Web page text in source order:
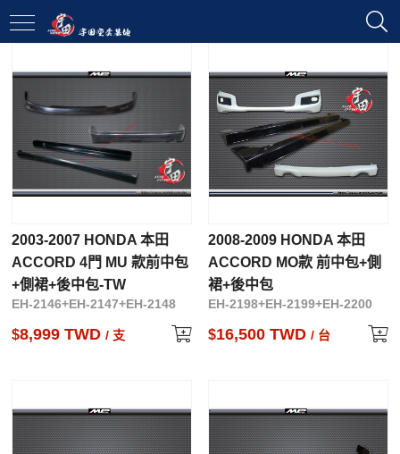
2003-2007 HONDA 本田
ACCORD 4門 MU 款前中包
+側裙+後中包-TW
EH-2146+EH-2147+EH-2148
$8,999 TWD/ 支
2008-2009 HONDA 本田
ACCORD MO款 前中包+側
裙+後中包
EH-2198+EH-2199+EH-2200
$16,500 TWD/ 台